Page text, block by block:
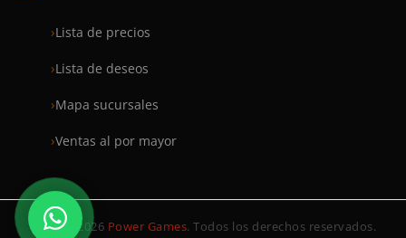
Lista de precios
Lista de deseos
Mapa sucursales
Ventas al por mayor
© 1999–2026 Power Games. Todos los derechos reservados.